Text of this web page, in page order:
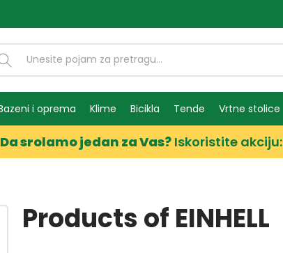
i oprema Klime Bicikla Tende Vrtne stolice
Da srolamo jedan za Vas? Iskoristite akciju:
Products of EINHELL